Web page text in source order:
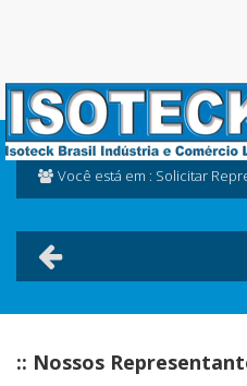
Você está em : Solicitar
:: Nossos